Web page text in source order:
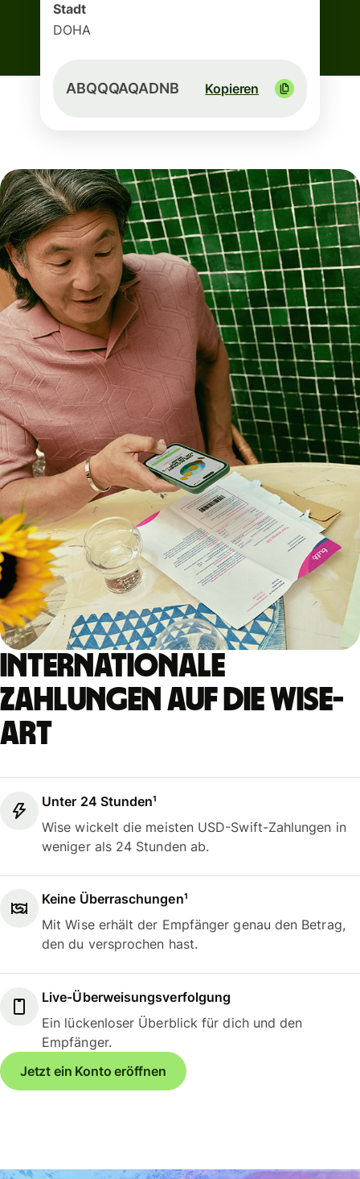
Stadt
DOHA
ABQQQAQADNB Kopieren
Internationale
Zahlungen auf die Wise-
Art
Unter 24 Stunden¹
Wise wickelt die meisten USD-Swift-Zahlungen in
weniger als 24 Stunden ab.
Keine Überraschungen¹
Mit Wise erhält der Empfänger genau den Betrag,
den du versprochen hast.
Live-Überweisungsverfolgung
Ein lückenloser Überblick für dich und den
Empfänger.
Jetzt ein Konto eröffnen